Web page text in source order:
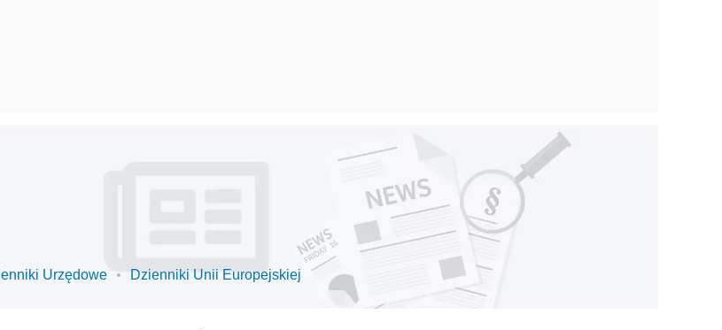
Urzędowe Dzienniki Unii Europejskiej